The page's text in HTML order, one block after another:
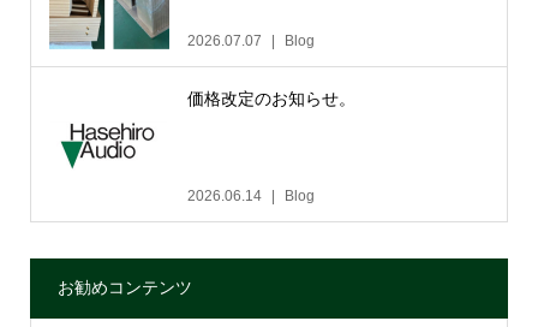
2026.07.07 Blog
価格改定のお知らせ。
2026.06.14 Blog
お勧めコンテンツ